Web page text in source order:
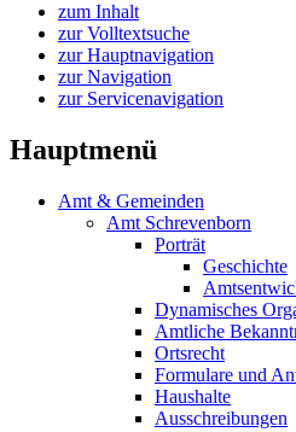
zum Inhalt
zur Volltextsuche
zur Hauptnavigation
zur Navigation
zur Servicenavigation
Hauptmenü
Amt & Gemeinden
Amt Schrevenborn
Porträt
Geschichte
Dynamisches
Amtliche
Ortsrecht
Formulare und
Haushalte
Ausschreibungen